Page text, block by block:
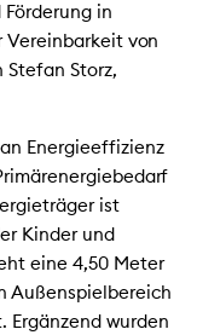
in
Vereinbarkeit von
Stefan Storz,
Energieeffizienz
ist
Kinder und
eine 4,50 Meter
Außenspielbereich
Ergänzend wurden